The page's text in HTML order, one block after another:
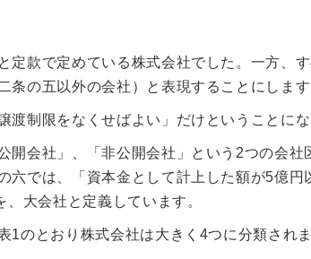
定款で定めている株式会社でした。一方、
条の五以外の会社）と表現することにします
渡制限をなくせばよい」だけということに
開会社」、「非公開会社」という2つの会社
六では、「資本金として計上した額が5億円
大会社と定義しています。
1のとおり株式会社は大きく4つに分類され